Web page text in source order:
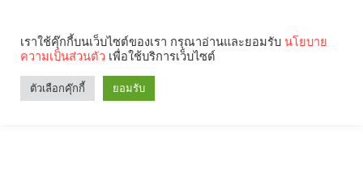
เราใช้คุ๊กกี้บนเว็บไซต์ของเรา กรุณาอ่านและยอมรับ นโยบาย
ความเป็นส่วนตัว เพื่อใช้บริการเว็บไซต์
ตัวเลือกคุ๊กกี้ ยอมรับ